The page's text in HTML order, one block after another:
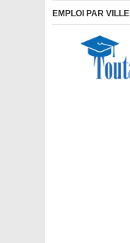
EMPLOI PAR VILLE